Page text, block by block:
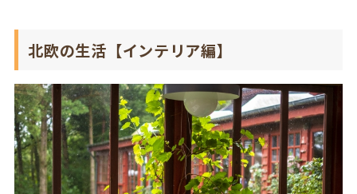
北欧の生活【インテリア編】